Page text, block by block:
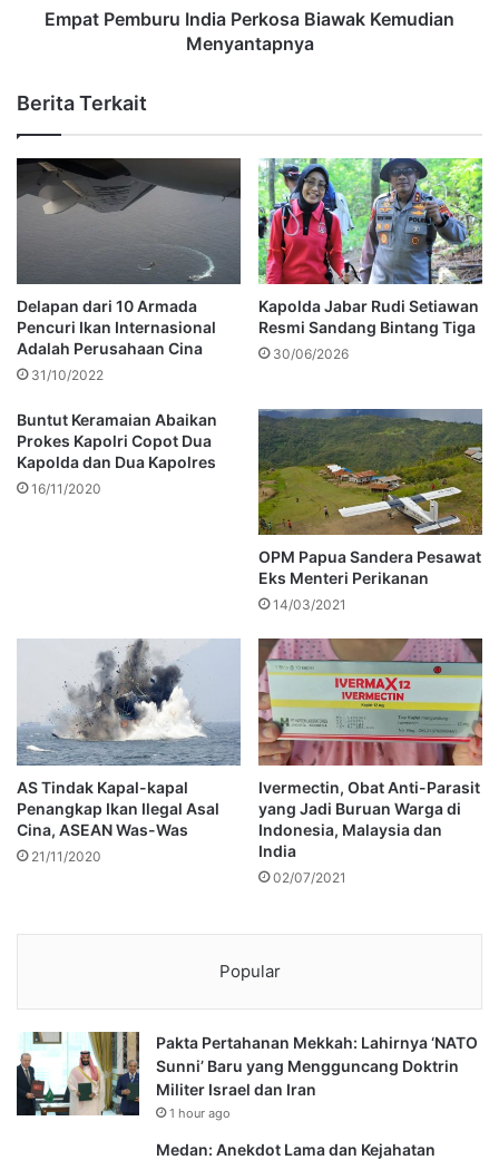
Empat Pemburu India Perkosa Biawak Kemudian
Menyantapnya
Berita Terkait
Delapan dari 10 Armada
Pencuri Ikan Internasional
Adalah Perusahaan Cina
31/10/2022
Kapolda Jabar Rudi Setiawan
Resmi Sandang Bintang Tiga
30/06/2026
Buntut Keramaian Abaikan
Prokes Kapolri Copot Dua
Kapolda dan Dua Kapolres
16/11/2020
OPM Papua Sandera Pesawat
Eks Menteri Perikanan
14/03/2021
AS Tindak Kapal-kapal
Penangkap Ikan Ilegal Asal
Cina, ASEAN Was-Was
21/11/2020
Ivermectin, Obat Anti-Parasit
yang Jadi Buruan Warga di
Indonesia, Malaysia dan
India
02/07/2021
Popular
Pakta Pertahanan Mekkah: Lahirnya ‘NATO
Sunni’ Baru yang Mengguncang Doktrin
Militer Israel dan Iran
1 hour ago
Medan: Anekdot Lama dan Kejahatan